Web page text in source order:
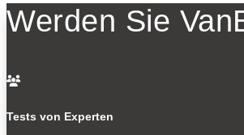
Werden Sie

Tests von Experten